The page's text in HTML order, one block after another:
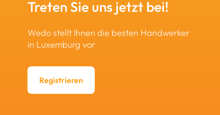
Treten Sie uns jetzt bei!
Wedo stellt Ihnen die besten Handwerker
in Luxemburg vor
Registrieren